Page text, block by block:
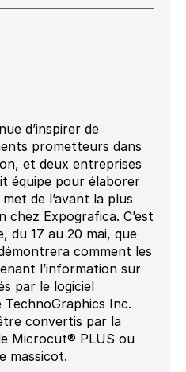
d’inspirer de
prometteurs dans
et deux entreprises
équipe pour élaborer
de l’avant la plus
Expografica. C’est
du 17 au 20 mai, que
comment les
l’information sur
par le logiciel
TechnoGraphics Inc.
convertis par la
Microcut® PLUS ou
massicot.